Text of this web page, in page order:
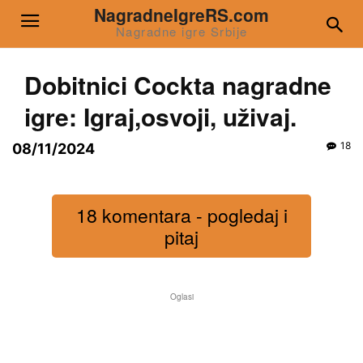
NagradneIgreRS.com
Nagradne igre Srbije
Dobitnici Cockta nagradne
igre: Igraj,osvoji, uživaj.
08/11/2024 18
18 komentara - pogledaj i
pitaj
Oglasi